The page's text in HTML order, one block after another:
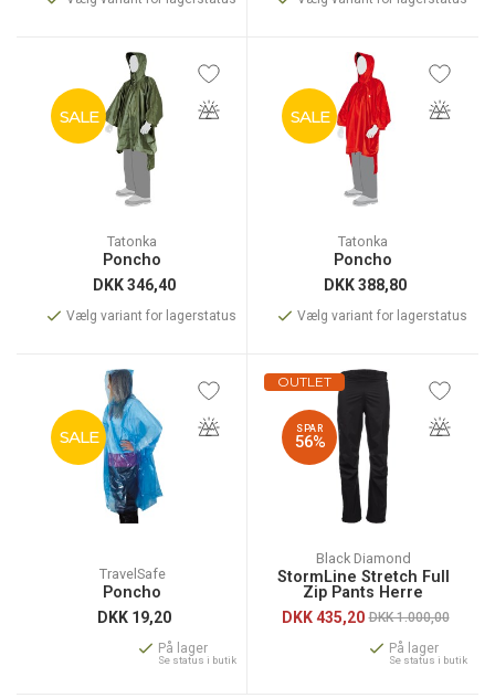
SALE
Tatonka
Poncho
DKK346,40
Vælg variant for lagerstatus
SALE
Tatonka
Poncho
DKK388,80
Vælg variant for lagerstatus
SALE
TravelSafe
Poncho
DKK 19,20
På lager
Se status i butik
OUTLET
SPAR
56%
Black Diamond
StormLine Stretch Full
Zip Pants Herre
DKK435,20 DKK 1.000,00
På lager
Se status i butik